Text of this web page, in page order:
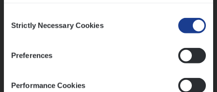
Selection
Strictly Necessary Cookies
Preferences
Performance Cookies